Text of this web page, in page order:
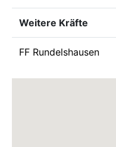
Weitere Kräfte
FF Rundelshausen